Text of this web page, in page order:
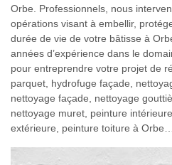
Orbe. Professionnels, nous
opérations visant à embellir,
durée de vie de votre bâtisse à
années d’expérience dans le
pour entreprendre votre projet de
parquet, hydrofuge façade,
nettoyage façade, nettoyage
nettoyage muret, peinture
extérieure, peinture toiture à Orbe…